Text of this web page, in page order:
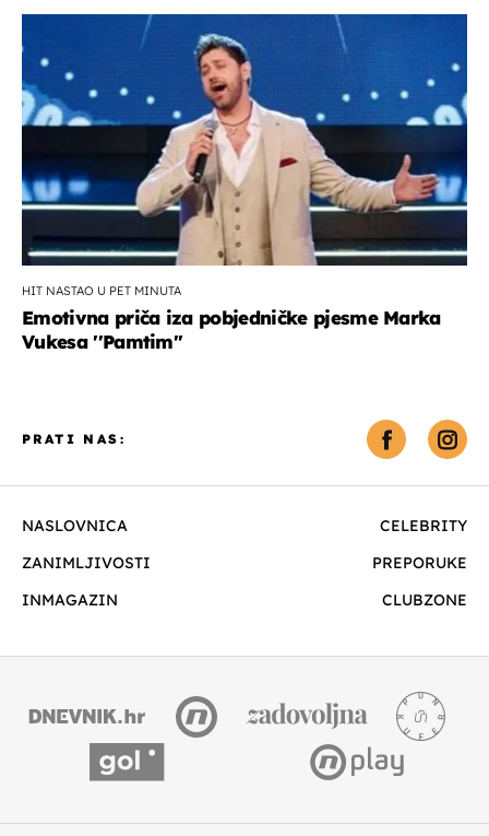
HIT NASTAO U PET MINUTA
Emotivna priča iza pobjedničke pjesme Marka
Vukesa ''Pamtim''
NASLOVNICA
CELEBRITY
ZANIMLJIVOSTI
PREPORUKE
INMAGAZIN
CLUBZONE
PRATI NAS: